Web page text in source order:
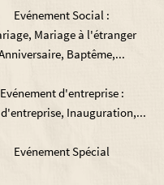
Evénement Social :
Mariage à l'étranger
Baptême,...
Evénement d'entreprise :
d'entreprise, Inauguration,...
Evénement Spécial